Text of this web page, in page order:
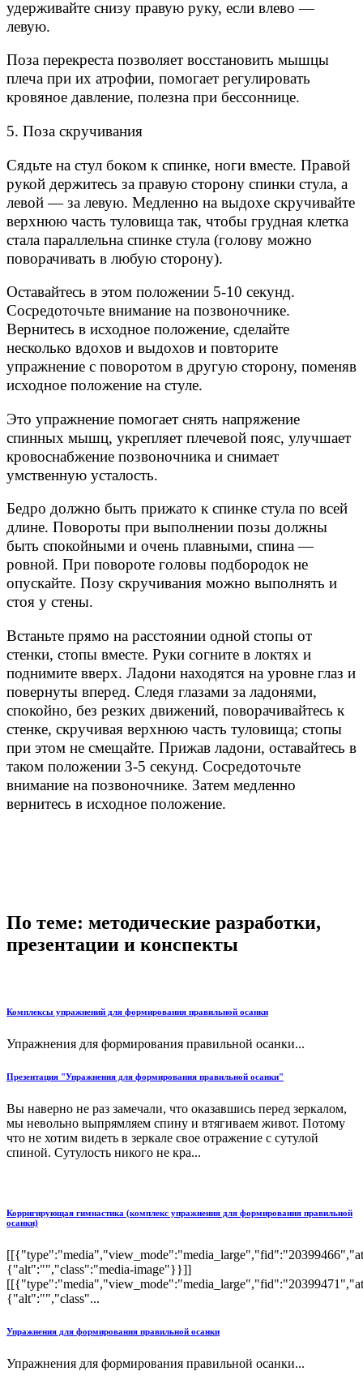
удерживайте снизу правую руку, если влево —
левую.
Поза перекреста позволяет восстановить мышцы
плеча при их атрофии, помогает регулировать
кровяное давление, полезна при бессоннице.
5. Поза скручивания
Сядьте на стул боком к спинке, ноги вместе. Правой
рукой держитесь за правую сторону спинки стула, а
левой — за левую. Медленно на выдохе скручивайте
верхнюю часть туловища так, чтобы грудная клетка
стала параллельна спинке стула (голову можно
поворачивать в любую сторону).
Оставайтесь в этом положении 5-10 секунд.
Сосредоточьте внимание на позвоночнике.
Вернитесь в исходное положение, сделайте
несколько вдохов и выдохов и повторите
упражнение с поворотом в другую сторону, поменяв
исходное положение на стуле.
Это упражнение помогает снять напряжение
спинных мышц, укрепляет плечевой пояс, улучшает
кровоснабжение позвоночника и снимает
умственную усталость.
Бедро должно быть прижато к спинке стула по всей
длине. Повороты при выполнении позы должны
быть спокойными и очень плавными, спина —
ровной. При повороте головы подбородок не
опускайте. Позу скручивания можно выполнять и
стоя у стены.
Встаньте прямо на расстоянии одной стопы от
стенки, стопы вместе. Руки согните в локтях и
поднимите вверх. Ладони находятся на уровне глаз и
повернуты вперед. Следя глазами за ладонями,
спокойно, без резких движений, поворачивайтесь к
стенке, скручивая верхнюю часть туловища; стопы
при этом не смещайте. Прижав ладони, оставайтесь в
таком положении 3-5 секунд. Сосредоточьте
внимание на позвоночнике. Затем медленно
вернитесь в исходное положение.
По теме: методические разработки,
презентации и конспекты
Комплексы упражнений для формирования правильной осанки
Упражнения для формирования правильной осанки...
Презентация "Упражнения для формирования правильной осанки"
Вы наверно не раз замечали, что оказавшись перед зеркалом,
мы невольно выпрямляем спину и втягиваем живот. Потому
что не хотим видеть в зеркале свое отражение с сутулой
спиной. Сутулость никого не кра...
Корригирующая гимнастика (комплекс упражнения для формирования правильной
осанки)
{"alt":"","class":"media-image"}}]]
{"alt":"","class"...
Упражнения для формирования правильной осанки
Упражнения для формирования правильной осанки...